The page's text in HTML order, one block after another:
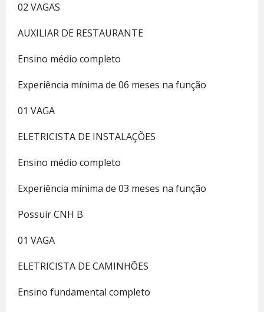
02 VAGAS
AUXILIAR DE RESTAURANTE
Ensino médio completo
Experiência mínima de 06 meses na função
01 VAGA
ELETRICISTA DE INSTALAÇÕES
Ensino médio completo
Experiência mínima de 03 meses na função
Possuir CNH B
01 VAGA
ELETRICISTA DE CAMINHÕES
Ensino fundamental completo